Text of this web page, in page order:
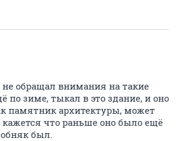
не обращал внимания на такие
по зиме, тыкал в это здание, и оно
памятник архитектуры, может
что раньше оно было ещё
был.